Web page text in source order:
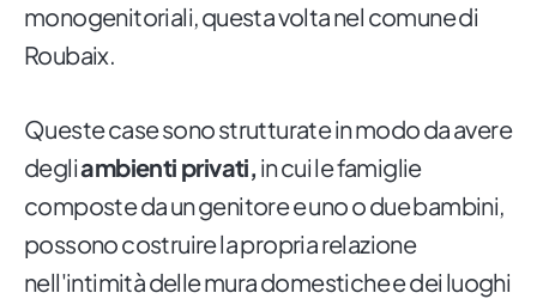
monogenitoriali, questa volta nel comune di
Roubaix.
Queste case sono strutturate in modo da avere
degliambienti privati, in cui le famiglie
composte da un genitore e uno o due bambini,
possono costruire la propria relazione
nell'intimità delle mura domestiche e dei luoghi